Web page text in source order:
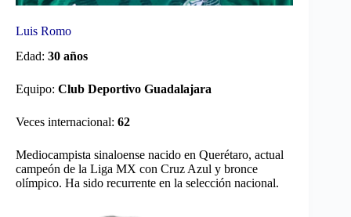
Luis Romo
Edad: 30 años
Equipo: Club Deportivo Guadalajara
Veces internacional: 62
Mediocampista sinaloense nacido en Querétaro, actual
campeón de la Liga MX con Cruz Azul y bronce
olímpico. Ha sido recurrente en la selección nacional.